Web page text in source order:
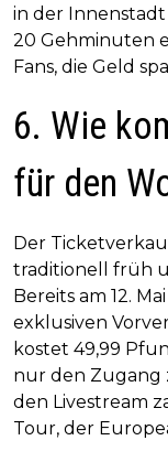
in der
20 Gehminuten
Fans, die Geld
6. Wie
für den
Der
traditionell früh
Bereits am 12.
exklusiven
kostet 49,99
nur den Zugang
den Livestream
Tour, der